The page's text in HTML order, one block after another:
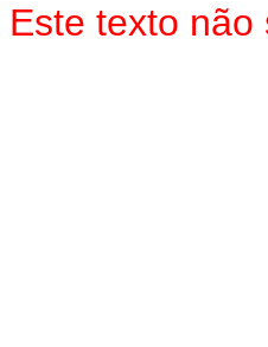
Este texto não